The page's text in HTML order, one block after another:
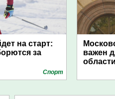
на старт:
за
Спорт
важен